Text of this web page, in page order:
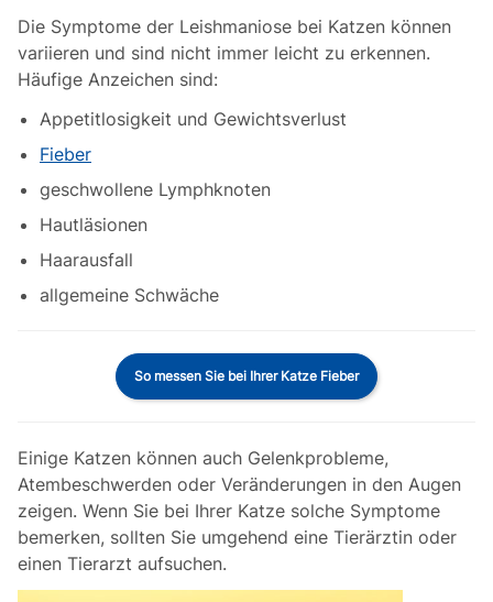
Die Symptome der Leishmaniose bei Katzen können
variieren und sind nicht immer leicht zu erkennen.
Häufige Anzeichen sind:
Appetitlosigkeit und Gewichtsverlust
Fieber
geschwollene Lymphknoten
Hautläsionen
Haarausfall
allgemeine Schwäche
So messen Sie bei Ihrer Katze Fieber
Einige Katzen können auch Gelenkprobleme,
Atembeschwerden oder Veränderungen in den Augen
zeigen. Wenn Sie bei Ihrer Katze solche Symptome
bemerken, sollten Sie umgehend eine Tierärztin oder
einen Tierarzt aufsuchen.